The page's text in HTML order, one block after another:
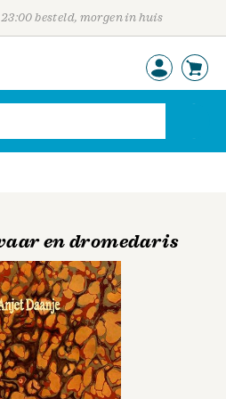
besteld, morgen in huis
en dromedaris